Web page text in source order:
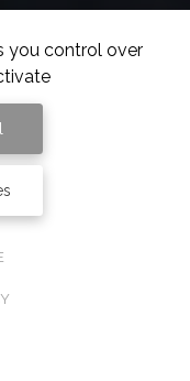
you control over